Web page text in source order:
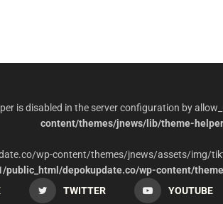
is disabled in the server configuration by
content/themes/jnews/lib/theme-
wp-content/themes/jnews/assets/img/
public_html/depokupdate.co/wp-content/
TWITTER YOUTUBE